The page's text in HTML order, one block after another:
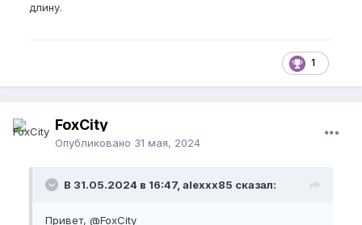
длину.
1
FoxCity
Опубликовано 31 мая, 2024
В 31.05.2024 в 16:47, alexxx85 сказал:
Привет, @FoxCity